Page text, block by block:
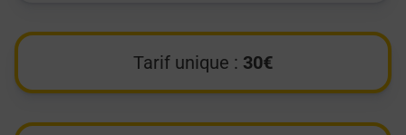
Tarif unique : 30€